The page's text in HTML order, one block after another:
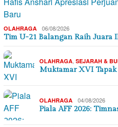
OLAHRAGA 06/08/2026
Tim U-21 Balangan Raih Juara
OLAHRAGA SEJARAH &
Muktamar XVI Tapak
OLAHRAGA 04/08/2026
Piala AFF 2026: